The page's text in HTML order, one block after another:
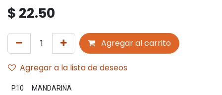
$ 22.50
Agregar al carrito
Agregar a la lista de deseos
P10 MANDARINA